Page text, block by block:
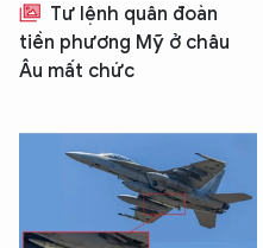
Tư lệnh quân đoàn
tiền phương Mỹ ở châu
Âu mất chức
Hãy hỏi tôi bất kỳ
An Ninh Thủ Đô